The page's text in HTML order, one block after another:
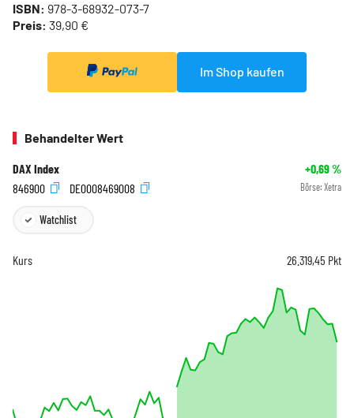
ISBN: 978-3-68932-073-7
Preis: 39,90 €
Im Shop kaufen
Behandelter Wert
DAX Index +0,69%
846900
DE0008469008 Börse: Xetra
Watchlist
Kurs 26.319,45 Pkt